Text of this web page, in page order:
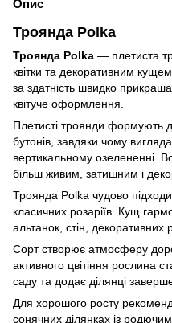
Опис
Троянда Polka
Троянда Polka — плетиста
квітки та декоративним
за здатність швидко
квітуче оформлення.
Плетисті троянди формують
бутонів, завдяки чому
вертикальному озелененні.
більш живим, затишним і
Троянда Polka чудово
класичних розаріїв. Кущ
альтанок, стін,
Сорт створює атмосферу
активного цвітіння рослина
саду та додає ділянці
Для хорошого росту
сонячних ділянках із